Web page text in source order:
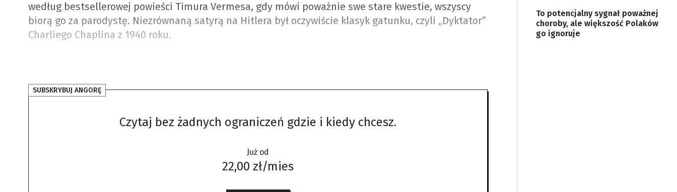
według bestsellerowej powieści Timura Vermesa, gdy mówi poważnie swe stare kwestie, wszyscy
biorą go za parodystę. Niezrównaną satyrą na Hitlera był oczywiście klasyk gatunku, czyli „Dyktator”
Charliego Chaplina z 1940 roku.
SUBSKRYBUJ ANGORĘ
Czytaj bez żadnych ograniczeń gdzie i kiedy chcesz.
Już od
22,00 zł/mies
To potencjalny sygnał poważnej
choroby, ale większość Polaków
go ignoruje